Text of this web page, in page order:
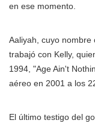
en ese momento.
Aaliyah, cuyo nombre
trabajó con Kelly,
1994, "Age Ain't
aéreo en 2001 a los
El último testigo del